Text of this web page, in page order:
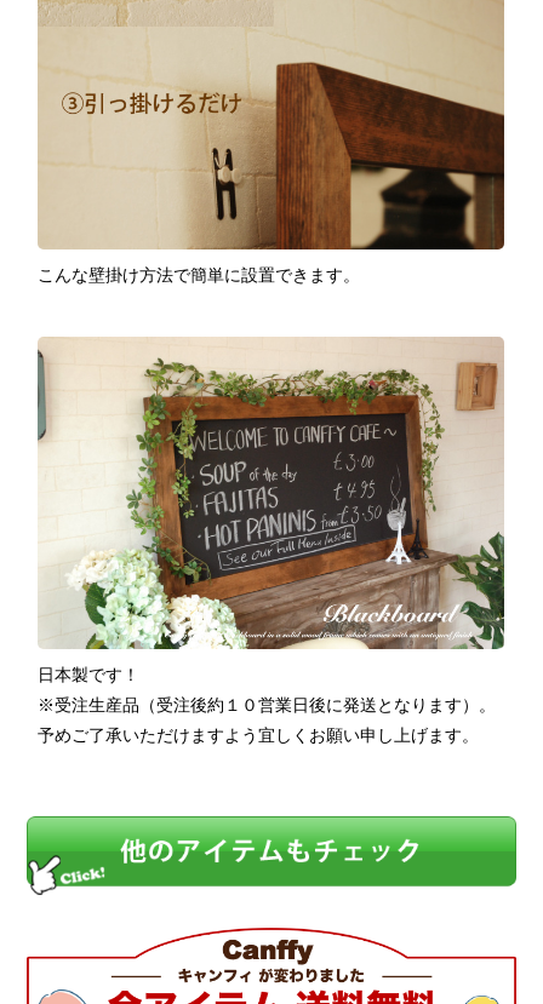
こんな壁掛け方法で簡単に設置できます。
日本製です！
※受注生産品（受注後約１０営業日後に発送となります）。
予めご了承いただけますよう宜しくお願い申し上げます。